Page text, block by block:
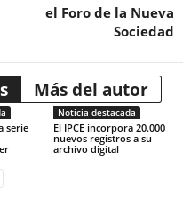
el Foro de la Nueva
Sociedad
Más del autor
serie
Noticia destacada
El IPCE incorpora 20.000
nuevos registros a su
archivo digital